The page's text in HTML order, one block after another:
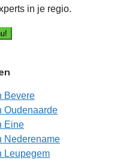
in je regio.
Bevere
Oudenaarde
Eine
Nederename
Leupegem